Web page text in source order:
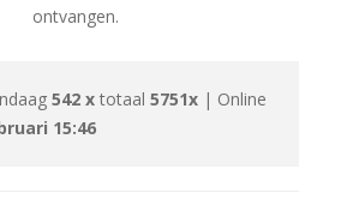
ontvangen.
542 x totaal 5751x | Online
15:46